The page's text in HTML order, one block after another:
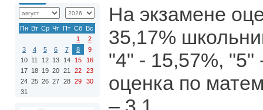
Пн Вт Ср Чт Пт Сб Вс
1
2
3
4 5 6 7 8
9
10 11 12 13 14 15
16
17 18 19 20 21 22
23
24 25 26 27 28 29
30
31
На экзамене
35,17%
"4" - 15,57%, "5"
оценка по